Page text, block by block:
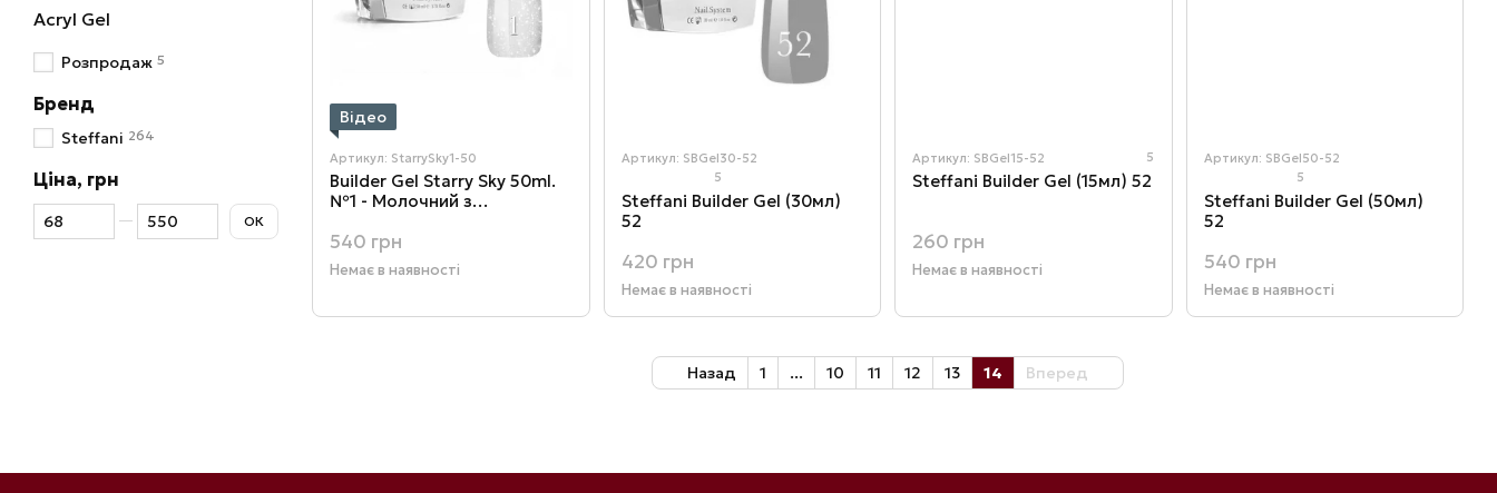
Відео
Артикул: StarrySky1-50
Builder Gel Starry Sky 50ml.
№1 - Молочний з
540 грн
Немає в наявності
Артикул: SBGel30-52
5
Steffani Builder Gel (30мл)
52
420 грн
Немає в наявності
Артикул: SBGel15-52 5
Steffani Builder Gel (15мл) 52
260 грн
Немає в наявності
Артикул: SBGel50-52
5
Steffani Builder Gel (50мл)
52
540 грн
Немає в наявності
Назад 1 ... 10 11 12 13 14 Вперед
Acryl Gel
Розпродаж 5
Бренд
Steffani 264
Ціна, грн
Від Ціна, грн
До Ціна, грн ОК